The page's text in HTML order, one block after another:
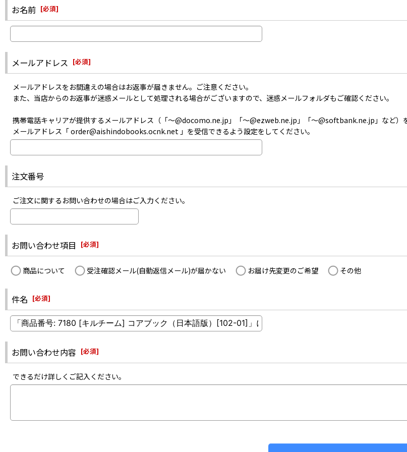
また、メーカーにて生産が終了した商品のお取り寄せは出来ません。
あらかじめご了承ください。
・迷惑メールフォルダに入っていないか
・指定以外受信拒否やパソコンメール拒否などの設定をしていないか
・記入した自分のメールアドレスは間違っていなかったか
などをご確認のうえお問い合わせください。
お名前 [必須]
メールアドレス [必須]
メールアドレスをお間違えの場合はお返事が届きません。ご注意ください。
また、当店からのお返事が迷惑メールとして処理される場合がございますので、迷惑メールフォルダもご確認ください。
携帯電話キャリアが提供するメールアドレス（「〜@docomo.ne.jp」「〜@ezweb.ne.jp」「〜@softbank.ne.jp」など）
メールアドレス「 order@aishindobooks.ocnk.net 」を受信できるよう設定をしてください。
注文番号
ご注文に関するお問い合わせの場合はご入力ください。
お問い合わせ項目 [必須]
商品について 受注確認メール(自動返信メール)が届かない お届け先変更のご希望 その他
件名 [必須]
お問い合わせ内容 [必須]
できるだけ詳しくご記入ください。